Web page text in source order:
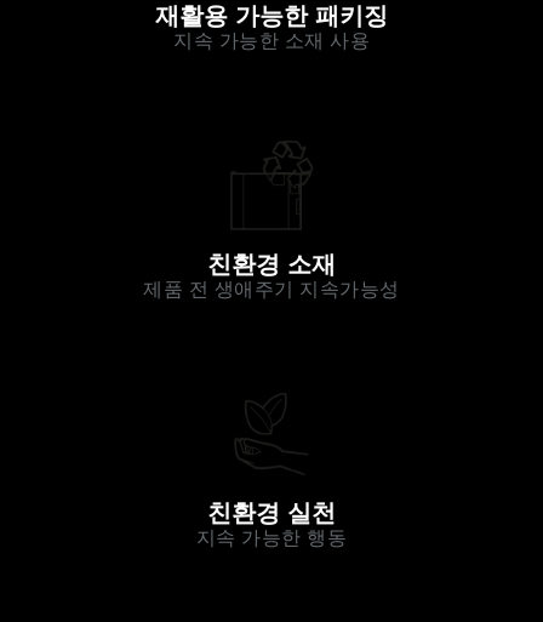
재활용 가능한 패키징
지속 가능한 소재 사용
친환경 소재
제품 전 생애주기 지속가능성
친환경 실천
지속 가능한 행동